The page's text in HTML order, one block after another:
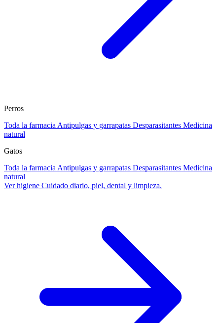
Perros
Toda la farmacia Antipulgas y garrapatas Desparasitantes Medicina
natural
Gatos
Toda la farmacia Antipulgas y garrapatas Desparasitantes Medicina
natural
Ver higiene Cuidado diario, piel, dental y limpieza.